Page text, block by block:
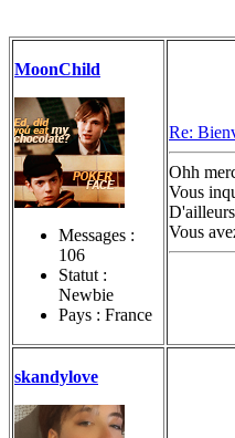
MoonChild
Messages :
106
Statut :
Newbie
Pays : France
Re:
Ohh
Vous
Vous
skandylove